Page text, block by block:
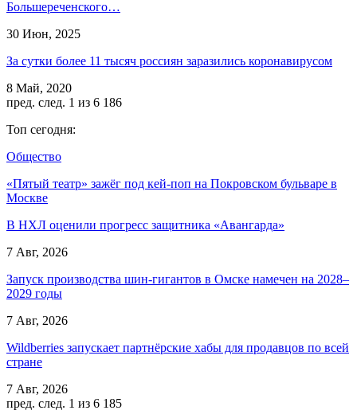
Большереченского…
30 Июн, 2025
За сутки более 11 тысяч россиян заразились коронавирусом
8 Май, 2020
пред. след. 1 из 6 186
Топ сегодня:
Общество
«Пятый театр» зажёг под кей-поп на Покровском бульваре в
Москве
В НХЛ оценили прогресс защитника «Авангарда»
7 Авг, 2026
Запуск производства шин-гигантов в Омске намечен на 2028–
2029 годы
7 Авг, 2026
Wildberries запускает партнёрские хабы для продавцов по всей
стране
7 Авг, 2026
пред. след. 1 из 6 185